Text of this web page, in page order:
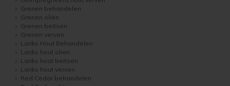
Woonboot verven
Schutting behandelen
Schutting olien
Schutting beitsen
Tuinhuis verven met Jotun Demidekk Ultimate
Beste buitenverf voor tuinhuis en schuur
Blokhut impregneren en beitsen
Red Cedar kleur behouden
Grenen behandelen
Grenen oliën
Grenen beitsen
Grenen verven
Lariks Hout Behandelen
Lariks hout olien
Lariks hout beitsen
Lariks hout verven
Red Cedar behandelen